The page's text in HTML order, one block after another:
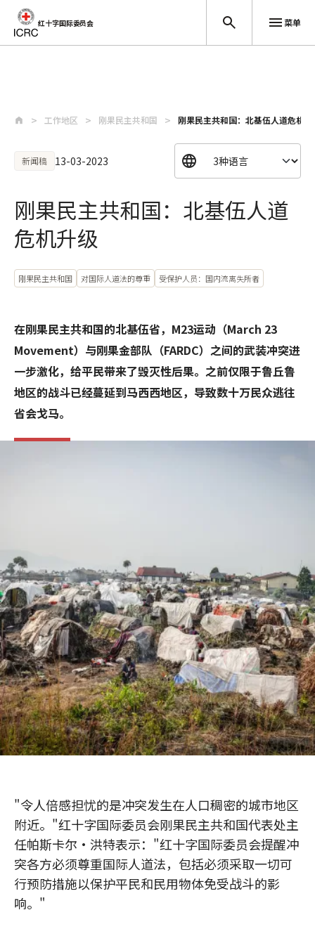
红十字国际委员会 菜单
工作地区 刚果民主共和国 刚果民主共和国：北基伍人道危机升
新闻稿 13-03-2023
刚果民主共和国：北基伍人道
危机升级
刚果民主共和国 对国际人道法的尊重 受保护人员：国内流离失所者
在刚果民主共和国的北基伍省，M23运动（March 23
Movement）与刚果金部队（FARDC）之间的武装冲突进
一步激化，给平民带来了毁灭性后果。之前仅限于鲁丘鲁
地区的战斗已经蔓延到马西西地区，导致数十万民众逃往
省会戈马。
"令人倍感担忧的是冲突发生在人口稠密的城市地区
附近。"红十字国际委员会刚果民主共和国代表处主
任帕斯卡尔•洪特表示："红十字国际委员会提醒冲
突各方必须尊重国际人道法，包括必须采取一切可
行预防措施以保护平民和民用物体免受战斗的影
响。"